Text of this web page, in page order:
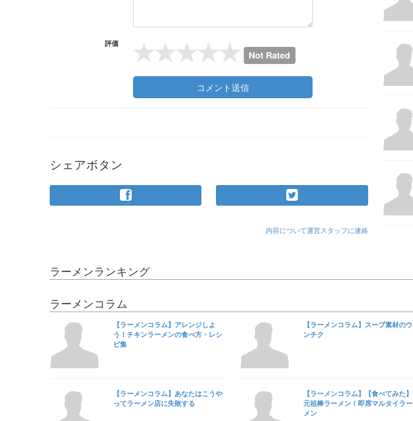
評価
Not Rated
コメント送信
シェアボタン
内容について運営スタッフに連絡
ラーメンランキング
ラーメンコラム
【ラーメンコラム】アレンジしよ
う！チキンラーメンの食べ方・レシ
ピ集
【ラーメンコラム】スープ素材のウ
ンチク
【ラーメンコラム】あなたはこうや
ってラーメン店に失敗する
【ラーメンコラム】【食べてみた】
元祖棒ラーメン！即席マルタイラー
メン